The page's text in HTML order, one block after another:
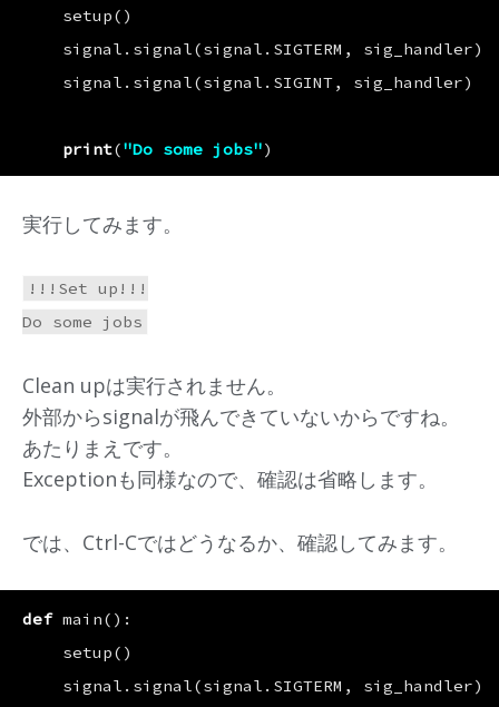
setup()
signal . signal(signal . SIGTERM , sig_handler)
signal . signal(signal . SIGINT, sig_handler)
print("Do some jobs")
実行してみます。
!!!Set up!!!
Clean upは実行されません。
外部からsignalが飛んできていないからですね。
あたりまえです。
Exceptionも同様なので、確認は省略します。
では、Ctrl-Cではどうなるか、確認してみます。
def main():
setup()
signal . signal(signal . SIGTERM , sig_handler)